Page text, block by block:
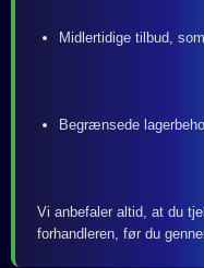
Midlertidige tilbud,
Begrænsede
Vi anbefaler altid, at du
forhandleren, før du